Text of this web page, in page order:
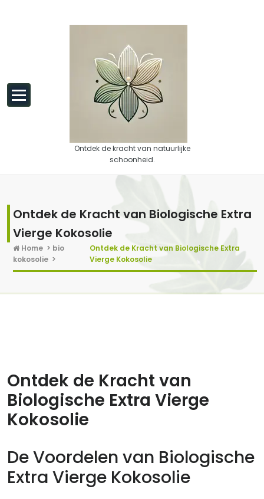
Ontdek de kracht van natuurlijke
schoonheid.
Ontdek de Kracht van Biologische Extra
Vierge Kokosolie
Home > bio
kokosolie >
Ontdek de Kracht van Biologische Extra
Vierge Kokosolie
Ontdek de Kracht van
Biologische Extra Vierge
Kokosolie
De Voordelen van Biologische
Extra Vierge Kokosolie